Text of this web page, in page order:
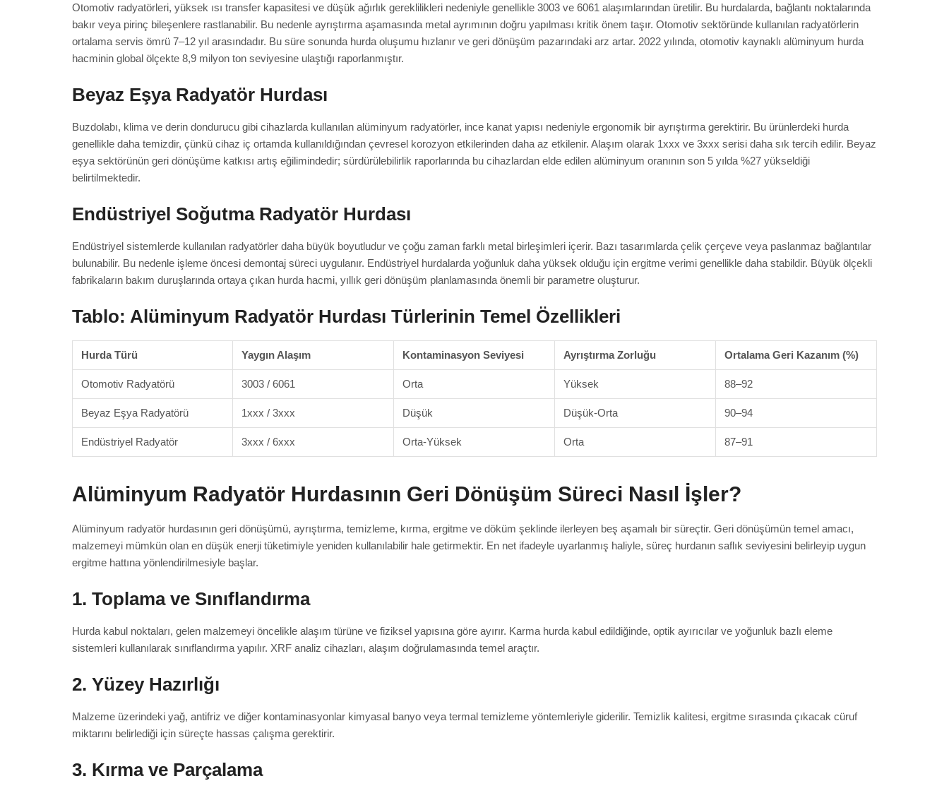
Otomotiv radyatörleri, yüksek ısı transfer kapasitesi ve düşük ağırlık gereklilikleri nedeniyle genellikle 3003 ve 6061 alaşımlarından üretilir. Bu hurdalarda, bağlantı noktalarında
bakır veya pirinç bileşenlere rastlanabilir. Bu nedenle ayrıştırma aşamasında metal ayrımının doğru yapılması kritik önem taşır. Otomotiv sektöründe kullanılan radyatörlerin
ortalama servis ömrü 7–12 yıl arasındadır. Bu süre sonunda hurda oluşumu hızlanır ve geri dönüşüm pazarındaki arz artar. 2022 yılında, otomotiv kaynaklı alüminyum hurda
hacminin global ölçekte 8,9 milyon ton seviyesine ulaştığı raporlanmıştır.
Beyaz Eşya Radyatör Hurdası
Buzdolabı, klima ve derin dondurucu gibi cihazlarda kullanılan alüminyum radyatörler, ince kanat yapısı nedeniyle ergonomik bir ayrıştırma gerektirir. Bu ürünlerdeki hurda
genellikle daha temizdir, çünkü cihaz iç ortamda kullanıldığından çevresel korozyon etkilerinden daha az etkilenir. Alaşım olarak 1xxx ve 3xxx serisi daha sık tercih edilir. Beyaz
eşya sektörünün geri dönüşüme katkısı artış eğilimindedir; sürdürülebilirlik raporlarında bu cihazlardan elde edilen alüminyum oranının son 5 yılda %27 yükseldiği
belirtilmektedir.
Endüstriyel Soğutma Radyatör Hurdası
Endüstriyel sistemlerde kullanılan radyatörler daha büyük boyutludur ve çoğu zaman farklı metal birleşimleri içerir. Bazı tasarımlarda çelik çerçeve veya paslanmaz bağlantılar
bulunabilir. Bu nedenle işleme öncesi demontaj süreci uygulanır. Endüstriyel hurdalarda yoğunluk daha yüksek olduğu için ergitme verimi genellikle daha stabildir. Büyük ölçekli
fabrikaların bakım duruşlarında ortaya çıkan hurda hacmi, yıllık geri dönüşüm planlamasında önemli bir parametre oluşturur.
Tablo: Alüminyum Radyatör Hurdası Türlerinin Temel Özellikleri
Hurda Türü Yaygın Alaşım Kontaminasyon Seviyesi Ayrıştırma Zorluğu Ortalama Geri Kazanım (%)
Otomotiv Radyatörü 3003 / 6061 Orta Yüksek 88–92
Beyaz Eşya Radyatörü 1xxx / 3xxx Düşük Düşük-Orta 90–94
Endüstriyel Radyatör 3xxx / 6xxx Orta-Yüksek Orta 87–91
Alüminyum Radyatör Hurdasının Geri Dönüşüm Süreci Nasıl İşler?
Alüminyum radyatör hurdasının geri dönüşümü, ayrıştırma, temizleme, kırma, ergitme ve döküm şeklinde ilerleyen beş aşamalı bir süreçtir. Geri dönüşümün temel amacı,
malzemeyi mümkün olan en düşük enerji tüketimiyle yeniden kullanılabilir hale getirmektir. En net ifadeyle uyarlanmış haliyle, süreç hurdanın saflık seviyesini belirleyip uygun
ergitme hattına yönlendirilmesiyle başlar.
1. Toplama ve Sınıflandırma
Hurda kabul noktaları, gelen malzemeyi öncelikle alaşım türüne ve fiziksel yapısına göre ayırır. Karma hurda kabul edildiğinde, optik ayırıcılar ve yoğunluk bazlı eleme
sistemleri kullanılarak sınıflandırma yapılır. XRF analiz cihazları, alaşım doğrulamasında temel araçtır.
2. Yüzey Hazırlığı
Malzeme üzerindeki yağ, antifriz ve diğer kontaminasyonlar kimyasal banyo veya termal temizleme yöntemleriyle giderilir. Temizlik kalitesi, ergitme sırasında çıkacak cüruf
miktarını belirlediği için süreçte hassas çalışma gerektirir.
3. Kırma ve Parçalama